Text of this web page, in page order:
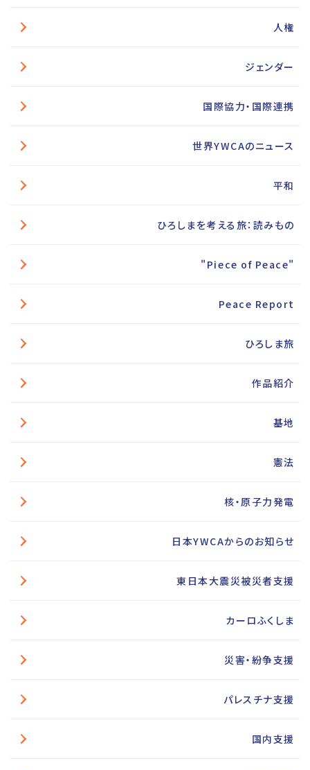
人権
ジェンダー
国際協力・国際連携
世界YWCAのニュース
平和
ひろしまを考える旅：読みもの
"Piece of Peace"
Peace Report
ひろしま旅
作品紹介
基地
憲法
核・原子力発電
日本YWCAからのお知らせ
東日本大震災被災者支援
カーロふくしま
災害・紛争支援
パレスチナ支援
国内支援